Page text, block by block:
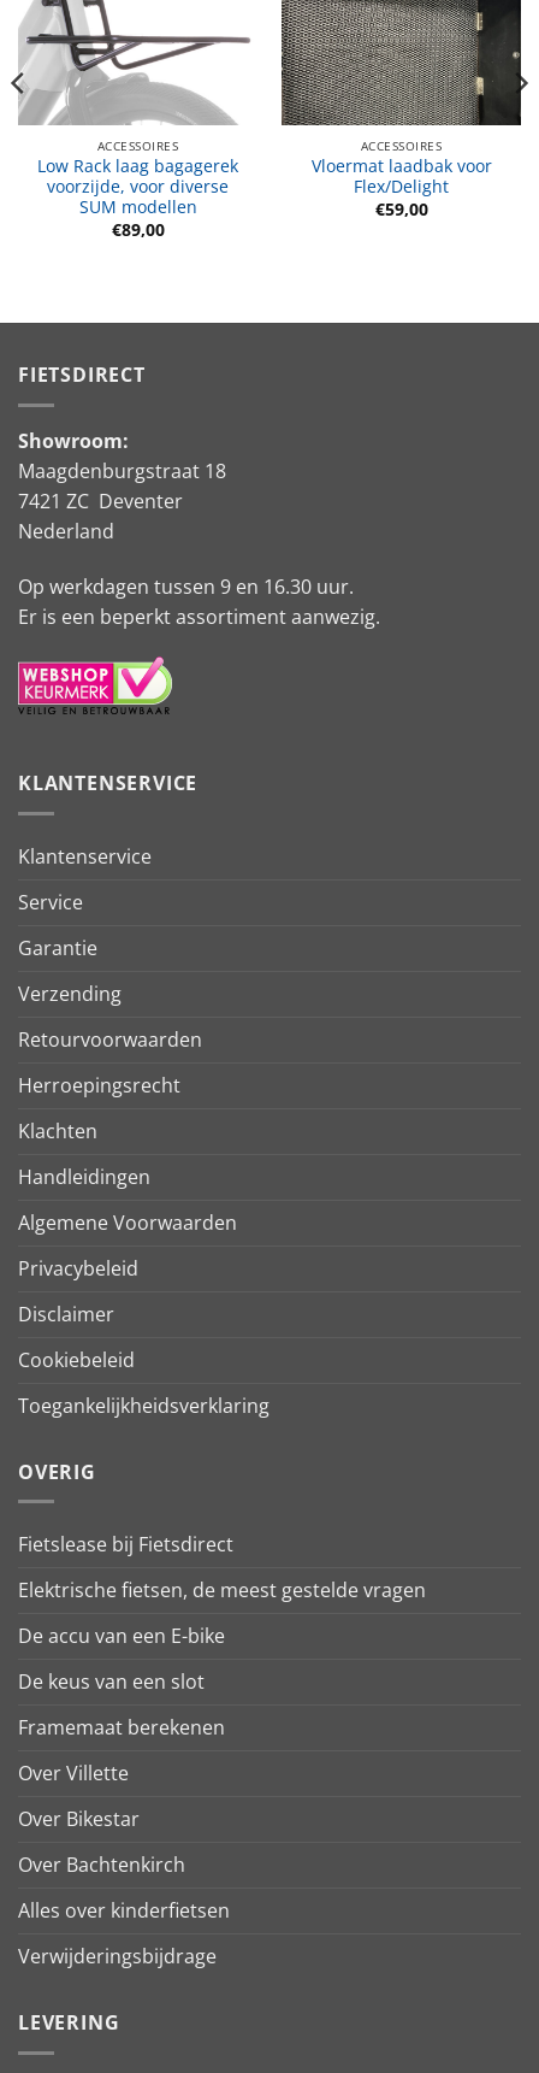
ACCESSOIRES
Low Rack laag bagagerek
voorzijde, voor diverse
SUM modellen
€89,00
ACCESSOIRES
Vloermat laadbak voor
Flex/Delight
€59,00
FIETSDIRECT
Showroom:
Maagdenburgstraat 18
7421 ZC Deventer
Nederland
Op werkdagen tussen 9 en 16.30 uur.
Er is een beperkt assortiment aanwezig.
KLANTENSERVICE
Klantenservice
Service
Garantie
Verzending
Retourvoorwaarden
Herroepingsrecht
Klachten
Handleidingen
Algemene Voorwaarden
Privacybeleid
Disclaimer
Cookiebeleid
Toegankelijkheidsverklaring
OVERIG
Fietslease bij Fietsdirect
Elektrische fietsen, de meest gestelde vragen
De accu van een E-bike
De keus van een slot
Framemaat berekenen
Over Villette
Over Bikestar
Over Bachtenkirch
Alles over kinderfietsen
Verwijderingsbijdrage
LEVERING